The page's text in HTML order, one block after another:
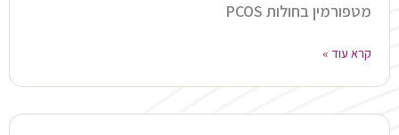
מטפורמין בחולות PCOS
קרא עוד »